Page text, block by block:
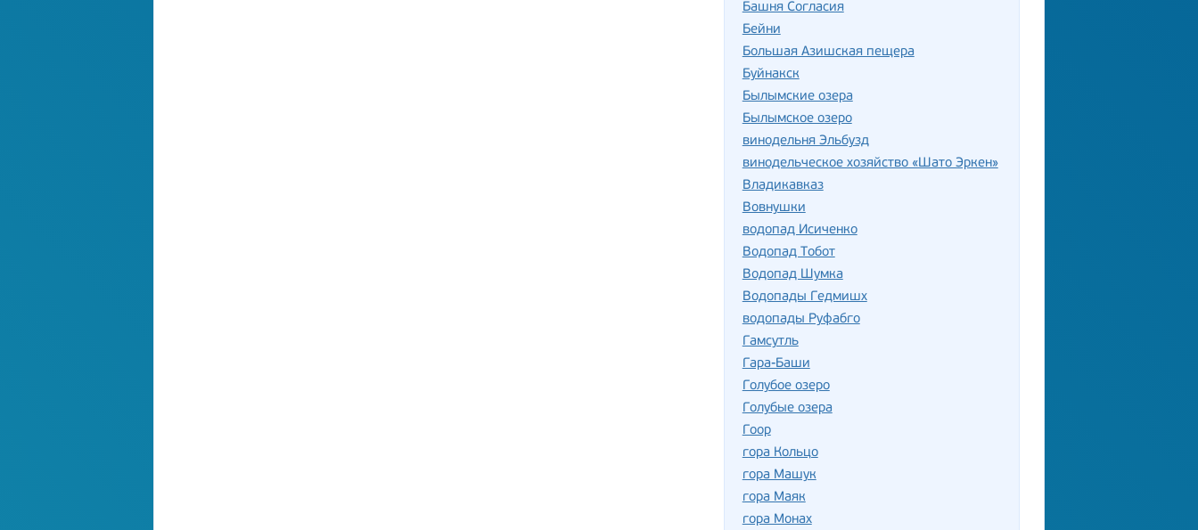
Башня Согласия
Бейни
Большая Азишская пещера
Буйнакск
Былымские озера
Былымское озеро
винодельня Эльбузд
винодельческое хозяйство «Шато Эркен»
Владикавказ
Вовнушки
водопад Исиченко
Водопад Тобот
Водопад Шумка
Водопады Гедмишх
водопады Руфабго
Гамсутль
Гара-Баши
Голубое озеро
Голубые озера
Гоор
гора Кольцо
гора Машук
гора Маяк
гора Монах